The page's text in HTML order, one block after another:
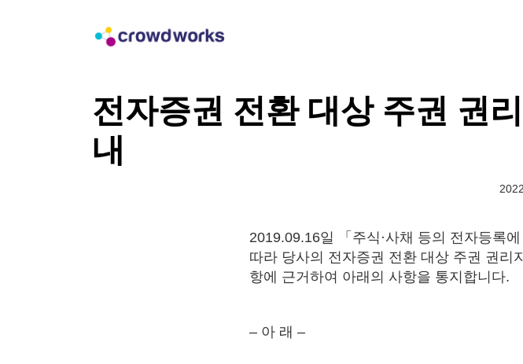
전자증권 전환 대상 주권 권
내
2019.09.16일 「주식·사채 등의 전자등록
따라 당사의 전자증권 전환 대상 주권 권리
항에 근거하여 아래의 사항을 통지합니다.
– 아 래 –